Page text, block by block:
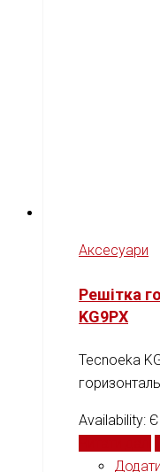
Аксесуари
Решітка
KG9PX
Tecnoeka
Availability: